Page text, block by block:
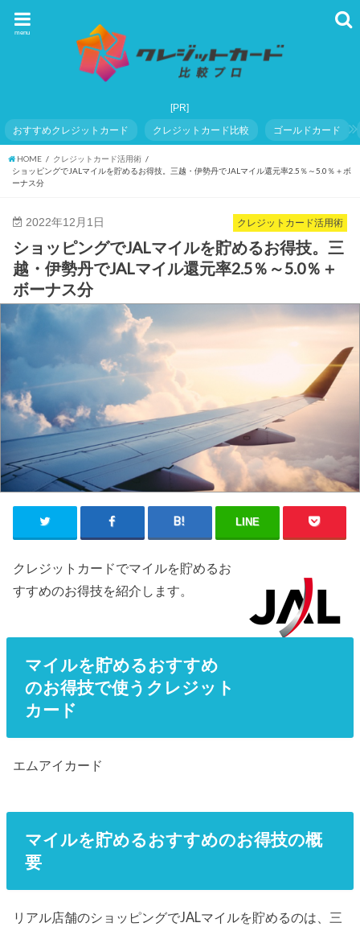
menu
おすすめクレジットカード クレジットカード比較 ゴールドカード
HOME
クレジットカード活用術
ショッピングでJALマイルを貯めるお得技。三越・伊勢丹でJALマイル還元率2.5％～5.0％＋ボ
ーナス分
クレジットカード活用術
2022年12月1日
ショッピングでJALマイルを貯めるお得技。三
越・伊勢丹でJALマイル還元率2.5％～5.0％＋
ボーナス分
LINE
クレジットカードでマイルを貯めるお
すすめのお得技を紹介します。
マイルを貯めるおすすめ
のお得技で使うクレジット
カード
エムアイカード
マイルを貯めるおすすめのお得技の概
要
リアル店舗のショッピングでJALマイルを貯めるのは、三